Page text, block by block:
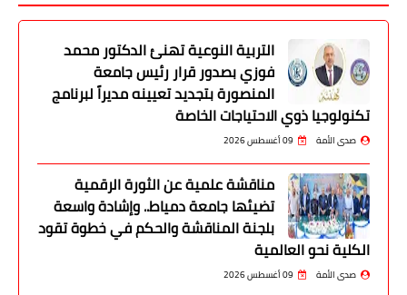
التربية النوعية تهنئ الدكتور محمد
فوزي بصدور قرار رئيس جامعة
المنصورة بتجديد تعيينه مديراً لبرنامج
تكنولوجيا ذوي الاحتياجات الخاصة
صدى الأمة 09 أغسطس 2026
مناقشة علمية عن الثورة الرقمية
تضيئها جامعة دمياط.. وإشادة واسعة
بلجنة المناقشة والحكم في خطوة تقود
الكلية نحو العالمية
صدى الأمة 09 أغسطس 2026